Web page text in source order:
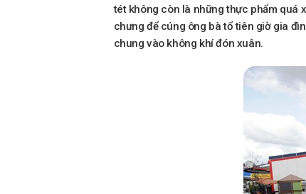
tét không còn là những thực phẩm quá
chưng để cúng ông bà tổ tiên giờ gia
chung vào không khí đón xuân.